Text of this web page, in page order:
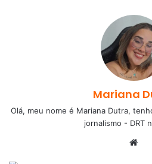
Mariana
Olá, meu nome é Mariana Dutra,
jornalismo - DRT